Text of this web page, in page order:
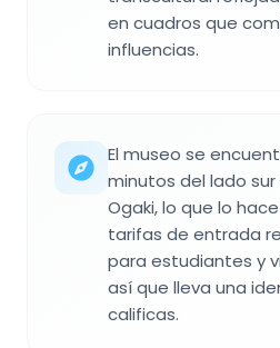
en cuadros que
influencias.
El museo se
minutos del lado
Ogaki, lo que lo
tarifas de entrada
para estudiantes y
así que lleva una
calificas.